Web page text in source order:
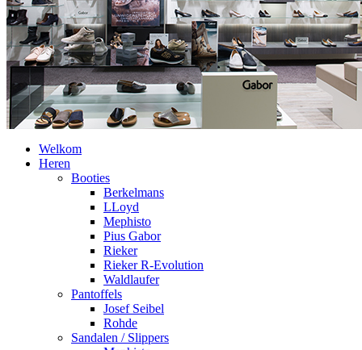
Welkom
Heren
Booties
Berkelmans
LLoyd
Mephisto
Pius Gabor
Rieker
Rieker R-Evolution
Waldlaufer
Pantoffels
Josef Seibel
Rohde
Sandalen / Slippers